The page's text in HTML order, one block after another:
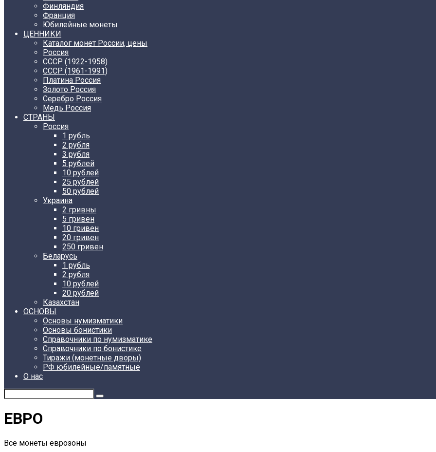
Финляндия
Франция
Юбилейные монеты
ЦЕННИКИ
Каталог монет России, цены
Россия
СССР (1922-1958)
CCCР (1961-1991)
Платина Россия
Золото Россия
Серебро Россия
Медь Россия
СТРАНЫ
Россия
1 рубль
2 рубля
3 рубля
5 рублей
10 рублей
25 рублей
50 рублей
Украина
2 гривны
5 гривен
10 гривен
20 гривен
250 гривен
Беларусь
1 рубль
2 рубля
10 рублей
20 рублей
Казахстан
ОСНОВЫ
Основы нумизматики
Основы бонистики
Справочники по нумизматике
Справочники по бонистике
Тиражи (монетные дворы)
РФ юбилейные/памятные
О нас
ЕВРО
Все монеты еврозоны